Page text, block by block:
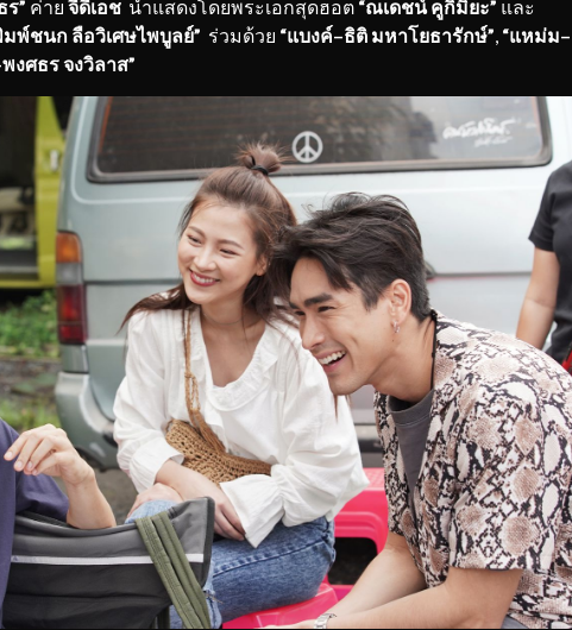
ร” ค่าย จีดีเอชนำแสดงโดยพระเอกสุดฮอต “ณเดชน์ คูกิมิยะ” และ
พ์ชนก ลือวิเศษไพบูลย์” ร่วมด้วย “แบงค์–ธิติ มหาโยธารักษ์”, “แหม่ม–
งศธร จงวิลาส”